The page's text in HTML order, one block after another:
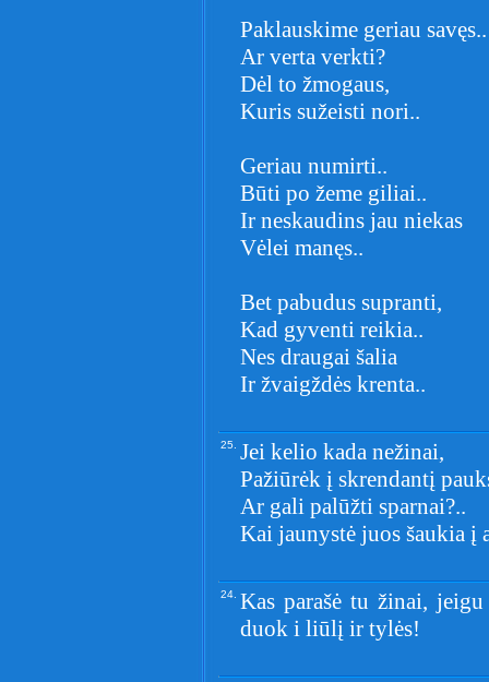
Paklauskime geriau savęs..
Ar verta verkti?
Dėl to žmogaus,
Kuris sužeisti nori..
Geriau numirti..
Būti po žeme giliai..
Ir neskaudins jau niekas
Vėlei manęs..
Bet pabudus supranti,
Kad gyventi reikia..
Nes draugai šalia
Ir žvaigždės krenta..
25. Jei kelio kada nežinai,
Pažiūrėk į skrendantį
Ar gali palūžti sparnai?..
Kai jaunystė juos šaukia į
24. Kas parašė tu žinai,
duok i liūlį ir tylės!